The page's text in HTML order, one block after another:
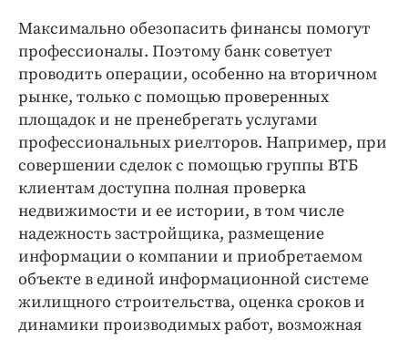
Максимально обезопасить финансы помогут
профессионалы. Поэтому банк советует
проводить операции, особенно на вторичном
рынке, только с помощью проверенных
площадок и не пренебрегать услугами
профессиональных риелторов. Например, при
совершении сделок с помощью группы ВТБ
клиентам доступна полная проверка
недвижимости и ее истории, в том числе
надежность застройщика, размещение
информации о компании и приобретаемом
объекте в единой информационной системе
жилищного строительства, оценка сроков и
динамики производимых работ, возможная